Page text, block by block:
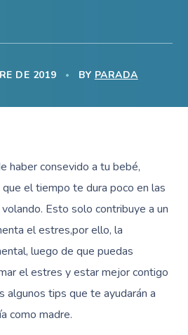
DE 2019 BY PARADA
haber consevido a tu bebé,
el tiempo te dura poco en las
Esto solo contribuye a un
el estres,por ello, la
luego de que puedas
el estres y estar mejor contigo
algunos tips que te ayudarán a
como madre.